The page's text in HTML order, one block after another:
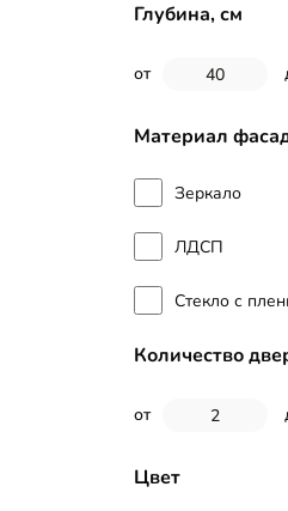
Глубина, см
от
Материал
Зеркало
ЛДСП
Стекло с
Количество
от
Цвет